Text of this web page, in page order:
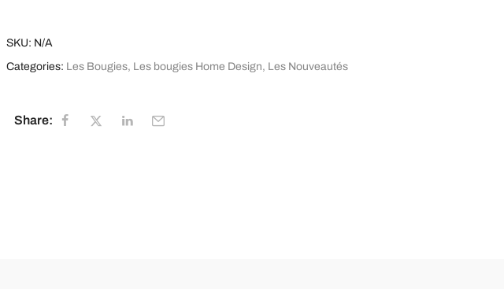
SKU: N/A
Categories: Les Bougies, Les bougies Home Design, Les Nouveautés
Share: